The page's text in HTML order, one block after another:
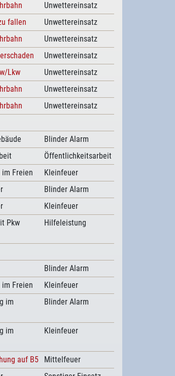
Unwettereinsatz
fallen
Unwettereinsatz
Unwettereinsatz
Unwettereinsatz
Lkw
Unwettereinsatz
Unwettereinsatz
Unwettereinsatz
Blinder Alarm
Öffentlichkeitsarbeit
Freien
Kleinfeuer
Blinder Alarm
Kleinfeuer
Pkw Hilfeleistung
Blinder Alarm
Freien
Kleinfeuer
im
Blinder Alarm
im
Kleinfeuer
auf B5
Mittelfeuer